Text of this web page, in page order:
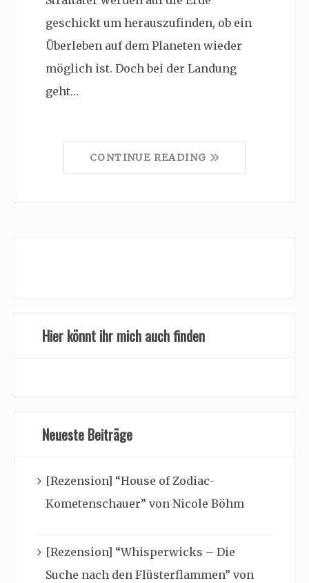
geschickt um herauszufinden, ob ein
Überleben auf dem Planeten wieder
möglich ist. Doch bei der Landung
geht…
CONTINUE READING
Hier könnt ihr mich auch finden
Neueste Beiträge
[Rezension] “House of Zodiac-
Kometenschauer” von Nicole Böhm
[Rezension] “Whisperwicks – Die
Suche nach den Flüsterflammen” von